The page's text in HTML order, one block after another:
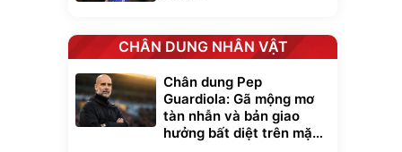
CHÂN DUNG NHÂN VẬT
Chân dung Pep
Guardiola: Gã mộng mơ
tàn nhẫn và bản giao
hưởng bất diệt trên mặt